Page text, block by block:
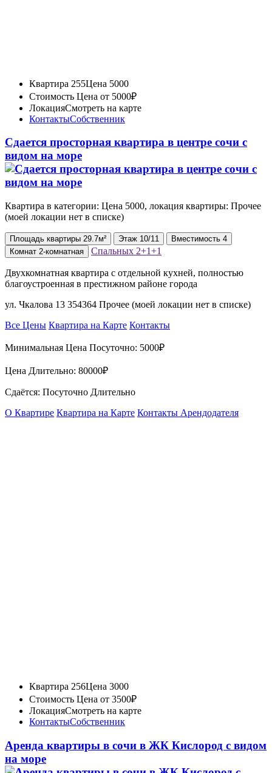
Квартира 255Цена 5000
Стоимость Цена от 5000₽
ЛокацияСмотреть на карте
КонтактыСобственник
Сдается просторная квартира в центре сочи с
видом на море
Квартира в категории: Цена 5000, локация квартиры: Прочее
(моей локации нет в списке)
Площадь квартиры 29.7м² Этаж 10/11 Вместимость 4
Комнат 2-комнатная Спальных 2+1+1
Двухкомнатная квартира с отдельной кухней, полностью
благоустроенная в престижном районе города
ул. Чкалова 13 354364 Прочее (моей локации нет в списке)
Все Цены Квартира на Карте Контакты
Минимальная Цена Посуточно: 5000₽
Цена Длительно: 80000₽
Сдаётся: Посуточно Длительно
О Квартире Квартира на Карте Контакты Арендодателя
Квартира 256Цена 3000
Стоимость Цена от 3500₽
ЛокацияСмотреть на карте
КонтактыСобственник
Аренда квартиры в сочи в ЖК Кислород с видом
на море